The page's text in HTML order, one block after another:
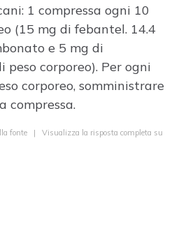
1 compressa ogni 10
(15 mg di febantel. 14.4
e 5 mg di
corporeo). Per ogni
corporeo, somministrare
compressa.
fonte | Visualizza la risposta completa su